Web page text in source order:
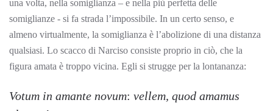
una volta, nella somiglianza – e nella più perfetta delle
somiglianze - si fa strada l’impossibile. In un certo senso, e
almeno virtualmente, la somiglianza è l’abolizione di una distanza
qualsiasi. Lo scacco di Narciso consiste proprio in ciò, che la
figura amata è troppo vicina. Egli si strugge per la lontananza:
Votum in amante novum: vellem, quod amamus